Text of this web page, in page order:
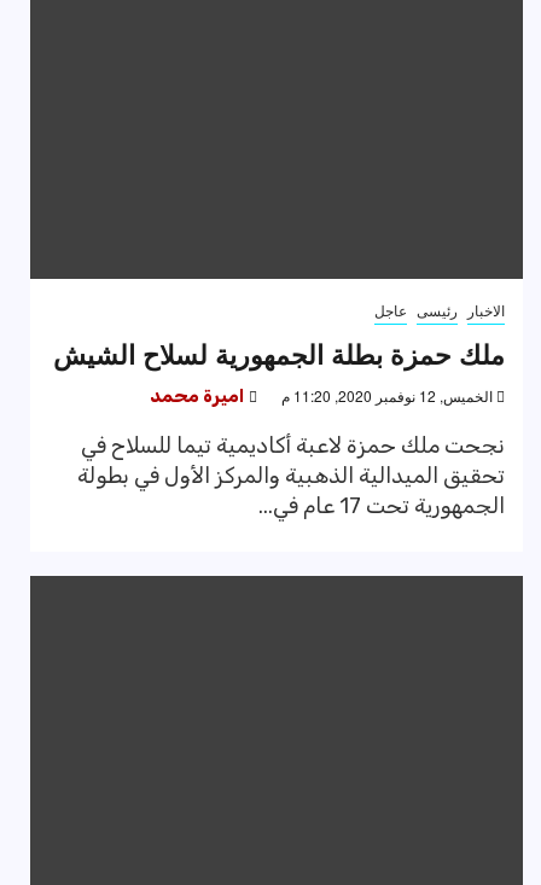
الاخبار رئيسى عاجل
ملك حمزة بطلة الجمهورية لسلاح الشيش
الخميس, 12 نوفمبر 2020, 11:20 م اميرة محمد
نجحت ملك حمزة لاعبة أكاديمية تيما للسلاح في
تحقيق الميدالية الذهبية والمركز الأول في بطولة
الجمهورية تحت 17 عام في...